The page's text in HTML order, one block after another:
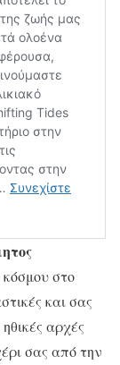
στο
και σας
αρχές
σας από την